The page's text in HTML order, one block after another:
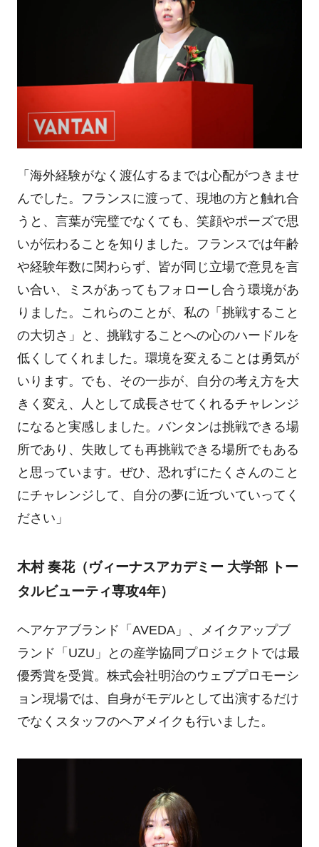
「海外経験がなく渡仏するまでは心配がつきませ
んでした。フランスに渡って、現地の方と触れ合
うと、言葉が完璧でなくても、笑顔やポーズで思
いが伝わることを知りました。フランスでは年齢
や経験年数に関わらず、皆が同じ立場で意見を言
い合い、ミスがあってもフォローし合う環境があ
りました。これらのことが、私の「挑戦すること
の大切さ」と、挑戦することへの心のハードルを
低くしてくれました。環境を変えることは勇気が
いります。でも、その一歩が、自分の考え方を大
きく変え、人として成長させてくれるチャレンジ
になると実感しました。バンタンは挑戦できる場
所であり、失敗しても再挑戦できる場所でもある
と思っています。ぜひ、恐れずにたくさんのこと
にチャレンジして、自分の夢に近づいていってく
ださい」
木村 奏花（ヴィーナスアカデミー 大学部 トー
タルビューティ専攻4年）
ヘアケアブランド「AVEDA」、メイクアップブ
ランド「UZU」との産学協同プロジェクトでは最
優秀賞を受賞。株式会社明治のウェブプロモーシ
ョン現場では、自身がモデルとして出演するだけ
でなくスタッフのヘアメイクも行いました。